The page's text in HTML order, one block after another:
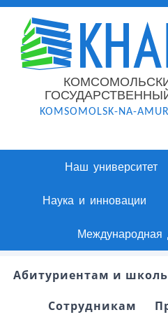
KOMSOMOLSK-NA-
Наш университет
Наука и инновации
Международная
Абитуриентам и
Сотрудникам